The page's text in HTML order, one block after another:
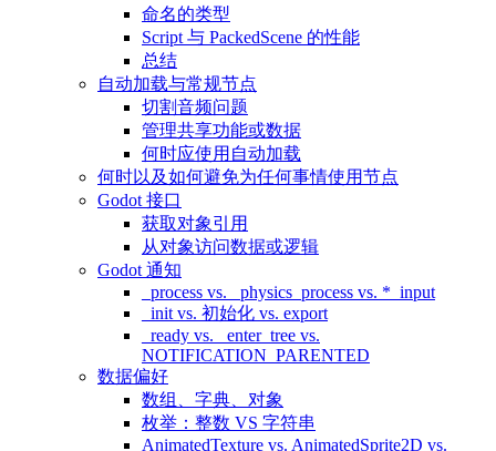
命名的类型
Script 与 PackedScene 的性能
总结
自动加载与常规节点
切割音频问题
管理共享功能或数据
何时应使用自动加载
何时以及如何避免为任何事情使用节点
Godot 接口
获取对象引用
从对象访问数据或逻辑
Godot 通知
_process vs. _physics_process vs. *_input
_init vs. 初始化 vs. export
_ready vs. _enter_tree vs.
NOTIFICATION_PARENTED
数据偏好
数组、字典、对象
枚举：整数 VS 字符串
AnimatedTexture vs. AnimatedSprite2D vs.